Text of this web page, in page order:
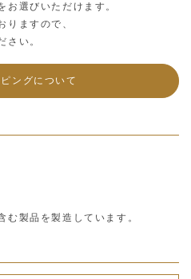
お選びいただけます。
りますので、
さい。
ングについて
む製品を製造しています。